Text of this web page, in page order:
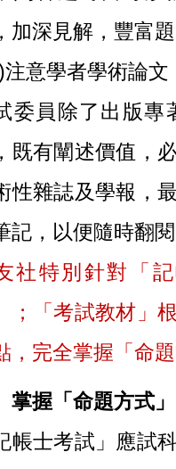
加深見解，豐富
注意學者學術論
委員除了出版專
既有闡述價值，
性雜誌及學報，
記，以便隨時翻
社特別針對「
；「考試教材」
，完全掌握「命
掌握「命題方式
帳士考試」應試